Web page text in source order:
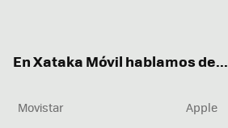
En Xataka Móvil hablamos de...
Movistar
Apple